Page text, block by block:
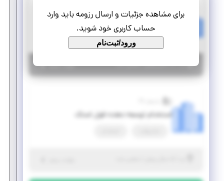
برای مشاهده جزئیات و ارسال رزومه باید وارد
حساب کاربری خود شوید.
ورود/ثبت‌نام
استخدام توسعه دهنده فرانت اند
تمام وقت استخدام
یزد |۵ سال پیش | منقضی شده جزئیات بیشتر
استخدام توسعه دهنده فول استک